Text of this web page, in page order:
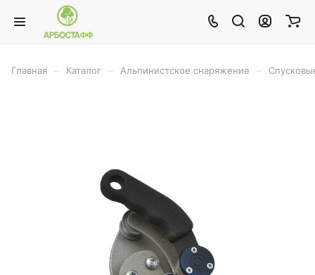
Главная Каталог Альпинистское снаряжение